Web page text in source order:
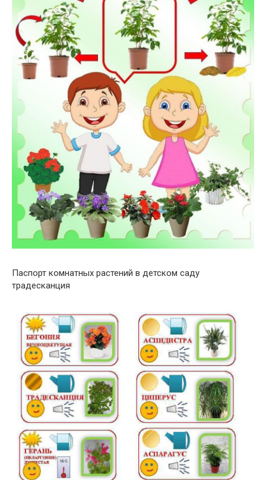
Паспорт комнатных растений в детском саду
традесканция